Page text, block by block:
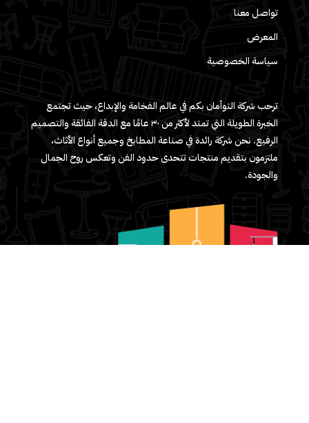
تواصل معنا
المعرض
سياسة الخصوصية
ترحب شركة التوأمان بكم في عالم الفخامة والإبداع، حيث تجتمع
الخبرة الطويلة التي تمتد لأكثر من ٣٠ عامًا مع الدقة الفائقة والتصميم
الرفيع. نحن شركة رائدة في صناعة المطابخ وجميع أنواع الأثاث،
ملتزمون بتقديم منتجات تتحدى حدود الفن وتعكس روح الجمال
والجودة.